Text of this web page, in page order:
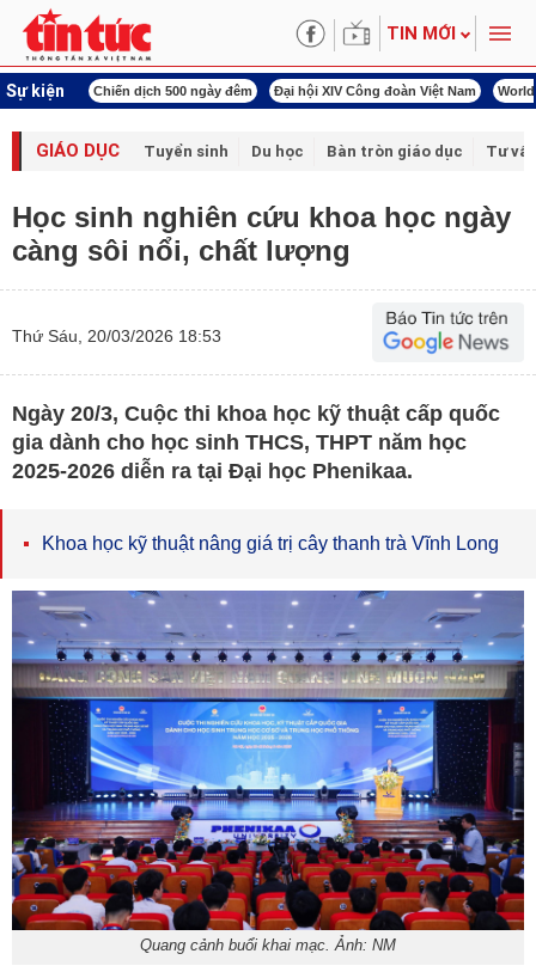
TIN MỚI
Sự kiện
mạng Chiến dịch 500 ngày đêm Đại hội XIV Công đoàn Việt Nam
GIÁO DỤC Tuyển sinh Du học Bàn tròn giáo dục Tư
Học sinh nghiên cứu khoa học ngày
càng sôi nổi, chất lượng
Thứ Sáu, 20/03/2026 18:53
Ngày 20/3, Cuộc thi khoa học kỹ thuật cấp quốc
gia dành cho học sinh THCS, THPT năm học
2025-2026 diễn ra tại Đại học Phenikaa.
Khoa học kỹ thuật nâng giá trị cây thanh trà Vĩnh Long
Quang cảnh buổi khai mạc. Ảnh: NM